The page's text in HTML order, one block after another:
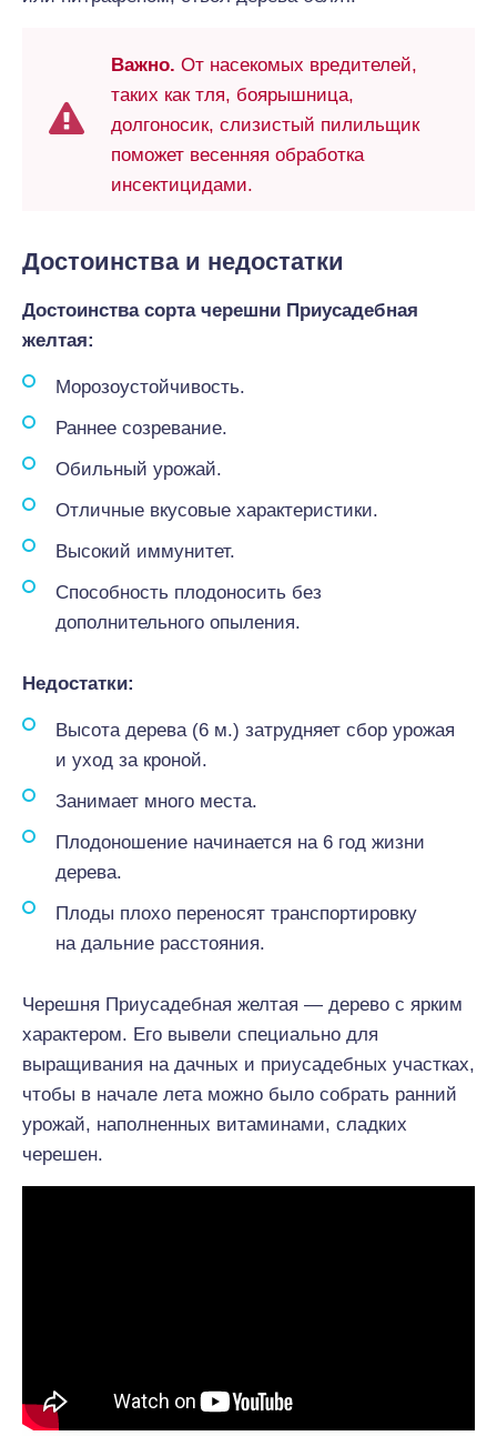
Важно. От насекомых вредителей,
таких как тля, боярышница,
долгоносик, слизистый пилильщик
поможет весенняя обработка
инсектицидами.
Достоинства и недостатки
Достоинства сорта черешни Приусадебная
желтая:
Морозоустойчивость.
Раннее созревание.
Обильный урожай.
Отличные вкусовые характеристики.
Высокий иммунитет.
Способность плодоносить без
дополнительного опыления.
Недостатки:
Высота дерева (6 м.) затрудняет сбор урожая
и уход за кроной.
Занимает много места.
Плодоношение начинается на 6 год жизни
дерева.
Плоды плохо переносят транспортировку
на дальние расстояния.
Черешня Приусадебная желтая — дерево с ярким
характером. Его вывели специально для
выращивания на дачных и приусадебных участках,
чтобы в начале лета можно было собрать ранний
урожай, наполненных витаминами, сладких
черешен.